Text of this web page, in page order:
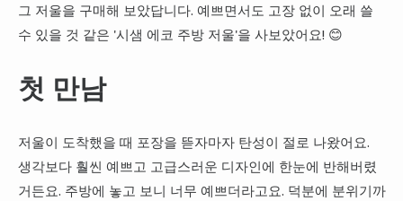
그 저울을 구매해 보았답니다. 예쁘면서도 고장 없이 오래 쓸
수 있을 것 같은 '시샘 에코 주방 저울'을 사보았어요! 😊
첫 만남
저울이 도착했을 때 포장을 뜯자마자 탄성이 절로 나왔어요.
생각보다 훨씬 예쁘고 고급스러운 디자인에 한눈에 반해버렸
거든요. 주방에 놓고 보니 너무 예쁘더라고요. 덕분에 분위기까